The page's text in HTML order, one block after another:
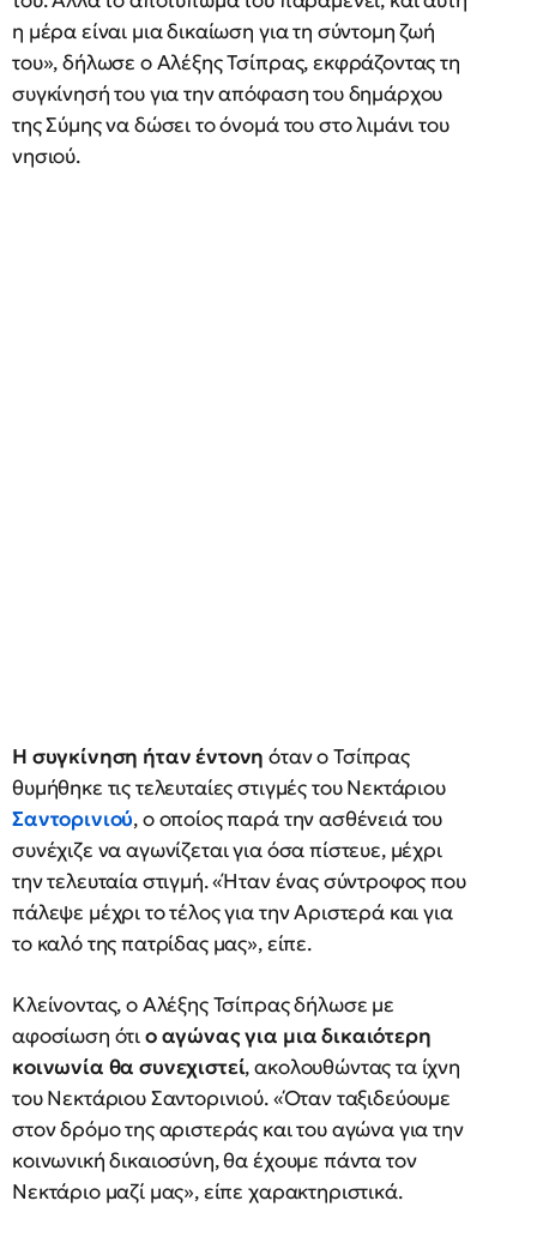
η μέρα είναι μια δικαίωση για τη σύντομη ζωή
του», δήλωσε ο Αλέξης Τσίπρας, εκφράζοντας τη
συγκίνησή του για την απόφαση του δημάρχου
της Σύμης να δώσει το όνομά του στο λιμάνι του
νησιού.
Η συγκίνηση ήταν έντονη όταν ο Τσίπρας
θυμήθηκε τις τελευταίες στιγμές του Νεκτάριου
Σαντορινιού, ο οποίος παρά την ασθένειά του
συνέχιζε να αγωνίζεται για όσα πίστευε, μέχρι
την τελευταία στιγμή. «Ήταν ένας σύντροφος που
πάλεψε μέχρι το τέλος για την Αριστερά και για
το καλό της πατρίδας μας», είπε.
Κλείνοντας, ο Αλέξης Τσίπρας δήλωσε με
αφοσίωση ότιο αγώνας για μια δικαιότερη
κοινωνία θα συνεχιστεί, ακολουθώντας τα ίχνη
του Νεκτάριου Σαντορινιού. «Όταν ταξιδεύουμε
στον δρόμο της αριστεράς και του αγώνα για την
κοινωνική δικαιοσύνη, θα έχουμε πάντα τον
Νεκτάριο μαζί μας», είπε χαρακτηριστικά.